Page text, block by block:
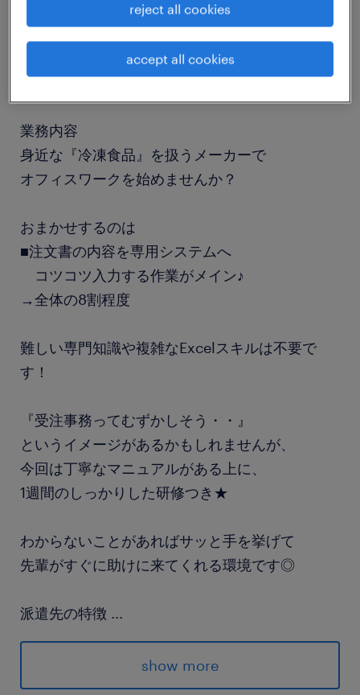
一般事務・OA事務
長期（3ヶ月以上）
業務内容
身近な『冷凍食品』を扱うメーカーで
オフィスワークを始めませんか？
おまかせするのは
■注文書の内容を専用システムへ
コツコツ入力する作業がメイン♪
→全体の8割程度
難しい専門知識や複雑なExcelスキルは不要で
す！
『受注事務ってむずかしそう・・』
というイメージがあるかもしれませんが、
今回は丁寧なマニュアルがある上に、
1週間のしっかりした研修つき★
わからないことがあればサッと手を挙げて
先輩がすぐに助けに来てくれる環境です◎
派遣先の特徴 ...
インターネットやスマホ、電気・熱源様々な内容
のコールセンターや事務処理をアウトソーシング
で受託運営している会社です。ランスタッドのス
show more
reject all cookies
accept all cookies